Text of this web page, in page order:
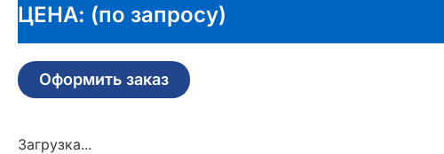
ЦЕНА: (по запросу)
Оформить заказ
Загрузка...